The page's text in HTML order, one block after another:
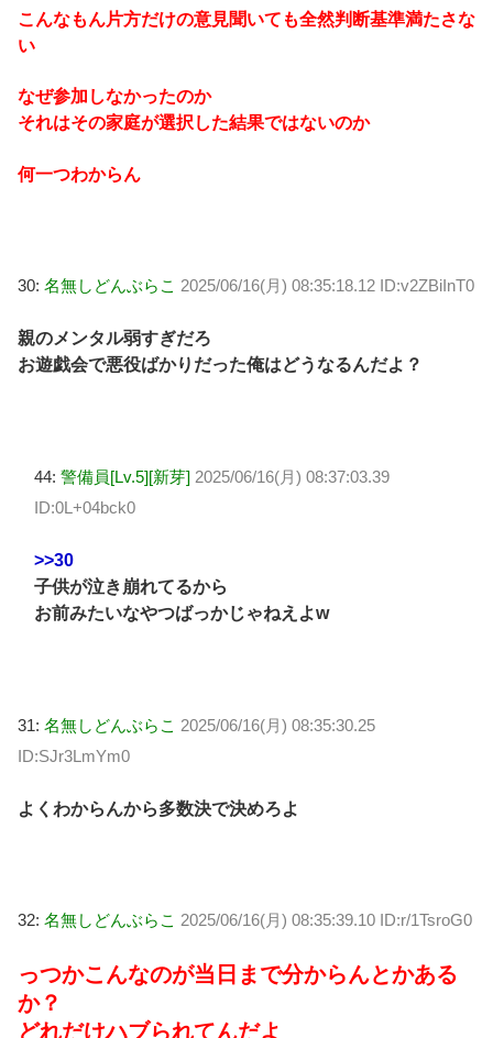
こんなもん片方だけの意見聞いても全然判断基準満たさな
い
なぜ参加しなかったのか
それはその家庭が選択した結果ではないのか
何一つわからん
30: 名無しどんぶらこ 2025/06/16(月) 08:35:18.12 ID:v2ZBiInT0
親のメンタル弱すぎだろ
お遊戯会で悪役ばかりだった俺はどうなるんだよ？
44: 警備員[Lv.5][新芽] 2025/06/16(月) 08:37:03.39
ID:0L+04bck0
>>30
子供が泣き崩れてるから
お前みたいなやつばっかじゃねえよw
31: 名無しどんぶらこ 2025/06/16(月) 08:35:30.25
ID:SJr3LmYm0
よくわからんから多数決で決めろよ
32: 名無しどんぶらこ 2025/06/16(月) 08:35:39.10 ID:r/1TsroG0
っつかこんなのが当日まで分からんとかある
か？
どれだけハブられてんだよ